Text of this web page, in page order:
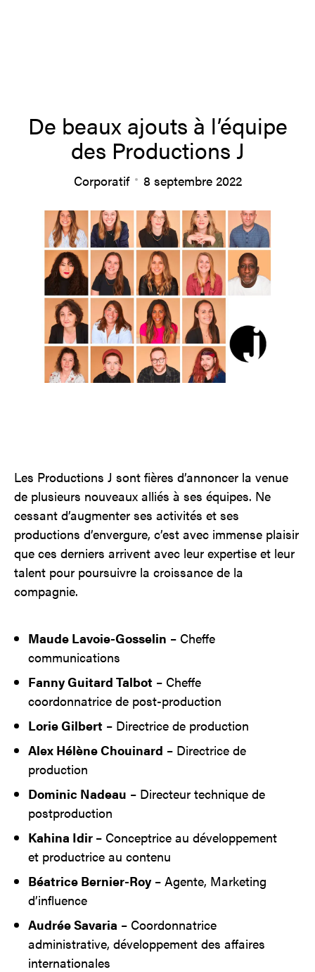
À propos
Équipe
Productions
Actualités
Contact
Jinfluence
EN
De beaux ajouts à l’équipe
des Productions J
Corporatif 8 septembre 2022
Les Productions J sont fières d’annoncer la venue
de plusieurs nouveaux alliés à ses équipes. Ne
cessant d’augmenter ses activités et ses
productions d’envergure, c’est avec immense plaisir
que ces derniers arrivent avec leur expertise et leur
talent pour poursuivre la croissance de la
compagnie.
Maude Lavoie-Gosselin – Cheffe
communications
Fanny Guitard Talbot– Cheffe
coordonnatrice de post-production
Lorie Gilbert– Directrice de production
Alex Hélène Chouinard – Directrice de
production
Dominic Nadeau – Directeur technique de
postproduction
Kahina Idir – Conceptrice au développement
et productrice au contenu
Béatrice Bernier-Roy– Agente, Marketing
d’influence
Audrée Savaria – Coordonnatrice
administrative, développement des affaires
internationales